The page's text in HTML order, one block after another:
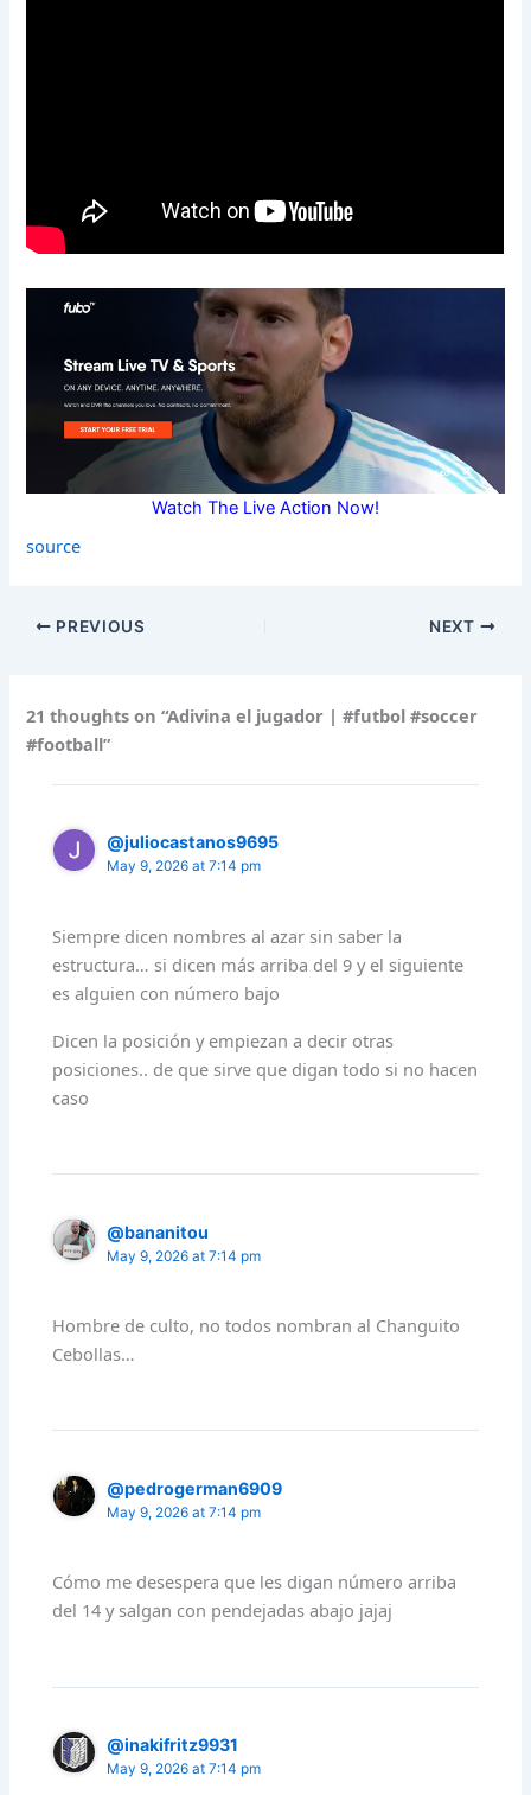
Watch The Live Action Now!
source
PREVIOUS NEXT
21 thoughts on “Adivina el jugador | #futbol #soccer
#football”
@juliocastanos9695
May 9, 2026 at 7:14 pm
Siempre dicen nombres al azar sin saber la
estructura… si dicen más arriba del 9 y el siguiente
es alguien con número bajo
Dicen la posición y empiezan a decir otras
posiciones.. de que sirve que digan todo si no hacen
caso
@bananitou
May 9, 2026 at 7:14 pm
Hombre de culto, no todos nombran al Changuito
Cebollas…
@pedrogerman6909
May 9, 2026 at 7:14 pm
Cómo me desespera que les digan número arriba
del 14 y salgan con pendejadas abajo jajaj
@inakifritz9931
May 9, 2026 at 7:14 pm